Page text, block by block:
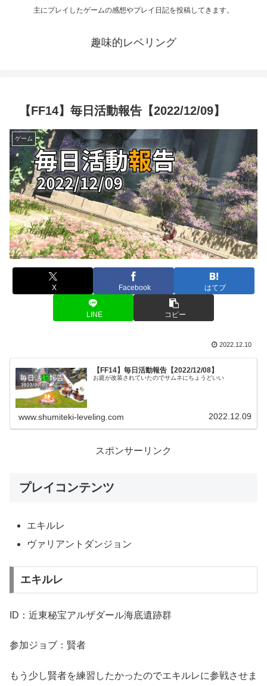
主にプレイしたゲームの感想やプレイ日記を投稿してきます。
趣味的レベリング
【FF14】毎日活動報告【2022/12/09】
ゲーム
X Facebook はてブ
LINE コピー
2022.12.10
【FF14】毎日活動報告【2022/12/08】
お庭が改装されていたのでサムネにちょうどいい
www.shumiteki-leveling.com 2022.12.09
スポンサーリンク
プレイコンテンツ
エキルレ
ヴァリアントダンジョン
エキルレ
ID：近東秘宝アルザダール海底遺跡群
参加ジョブ：賢者
もう少し賢者を練習したかったのでエキルレに参戦させま